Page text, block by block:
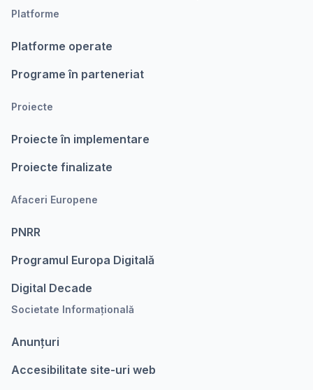
Platforme
Platforme operate
Programe în parteneriat
Proiecte
Proiecte în implementare
Proiecte finalizate
Afaceri Europene
PNRR
Programul Europa Digitalǎ
Digital Decade
Societate Informațională
Anunțuri
Accesibilitate site-uri web